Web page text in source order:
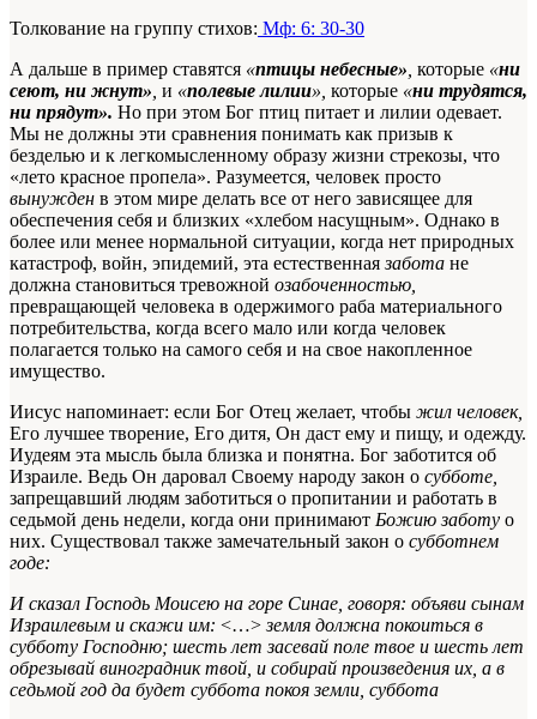
Толкование на группу стихов: Мф: 6: 30-30
А дальше в пример ставятся «птицы небесные» которые «ни
сеют, ни жнут» и «полевые лилии», которые «ни трудятся,
ни прядут». Но при этом Бог птиц питает и лилии одевает.
Мы не должны эти сравнения понимать как призыв к
безделью и к легкомысленному образу жизни стрекозы, что
«лето красное пропела». Разумеется, человек просто
вынужден в этом мире делать все от него зависящее для
обеспечения себя и близких «хлебом насущным». Однако в
более или менее нормальной ситуации, когда нет природных
катастроф, войн, эпидемий, эта естественнаязабота не
должна становиться тревожной озабоченностью,
превращающей человека в одержимого раба материального
потребительства, когда всего мало или когда человек
полагается только на самого себя и на свое накопленное
имущество.
Иисус напоминает: если Бог Отец желает, чтобы жил человек,
Его лучшее творение, Его дитя, Он даст ему и пищу, и одежду.
Иудеям эта мысль была близка и понятна. Бог заботится об
Израиле. Ведь Он даровал Своему народу закон о субботе,
запрещавший людям заботиться о пропитании и работать в
седьмой день недели, когда они принимают Божию заботу о
них. Существовал также замечательный закон о субботнем
годе:
И сказал Господь Моисею на горе Синае, говоря: объяви сынам
Израилевым и скажи им: <…>земля должна покоиться в
субботу Господню; шесть лет засевай поле твое и шесть лет
обрезывай виноградник твой, и собирай произведения их, а в
седьмой год да будет суббота покоя земли, суббота